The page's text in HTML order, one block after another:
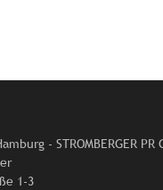
- STROMBERGER PR
1-3